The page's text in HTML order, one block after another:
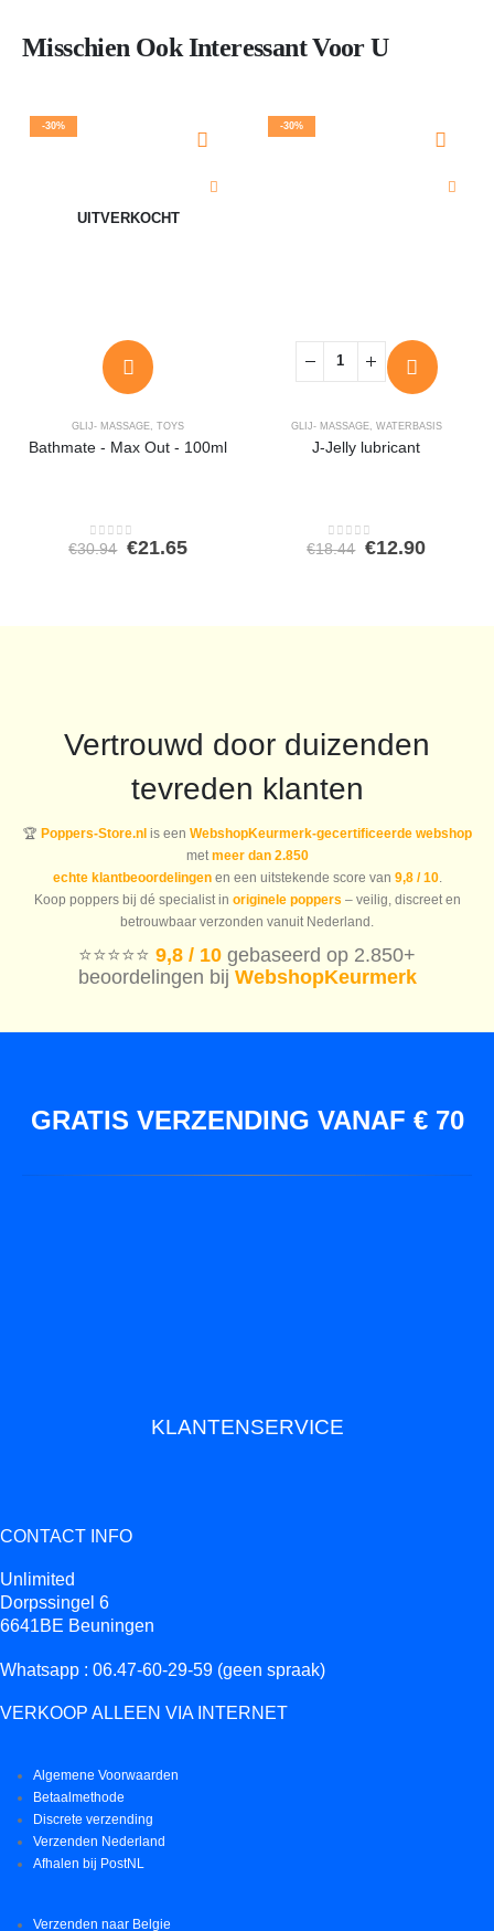
Misschien Ook Interessant Voor U
-30%
UITVERKOCHT
GLIJ- MASSAGE TOYS
Bathmate - Max Out - 100ml
0out of 5
€30.94 Oorspronkelijke
€21.65Huidige
-30%
GLIJ- MASSAGE, WATERBASIS
J-Jelly lubricant
0out of 5
€18.44 €12.90
Vertrouwd door duizenden
tevreden klanten
🏆 Poppers-Store.nlis een WebshopKeurmerk-gecertificeerde webshop
met meer dan 2.850
echte klantbeoordelingenen een uitstekende score van 9,8 / 10.
Koop poppers bij dé specialist in originele poppers – veilig, discreet en
betrouwbaar verzonden vanuit Nederland.
⭐️⭐️⭐️⭐️⭐️ 9,8 / 10 gebaseerd op 2.850+
beoordelingen bij WebshopKeurmerk
GRATIS VERZENDING VANAF € 70
KLANTENSERVICE
CONTACT INFO
Unlimited
Dorpssingel 6
6641BE Beuningen
Whatsapp : 06.47-60-29-59 (geen spraak)
VERKOOP ALLEEN VIA INTERNET
Algemene Voorwaarden
Betaalmethode
Discrete verzending
Verzenden Nederland
Afhalen bij PostNL
Verzenden naar Belgie